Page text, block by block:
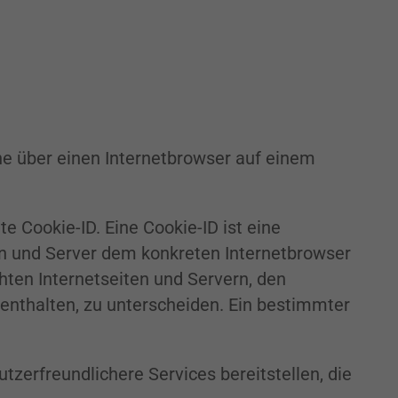
über einen Internetbrowser auf einem
Cookie-ID. Eine Cookie-ID ist eine
und Server dem konkreten Internetbrowser
Internetseiten und Servern, den
zu unterscheiden. Ein bestimmter
Services bereitstellen, die